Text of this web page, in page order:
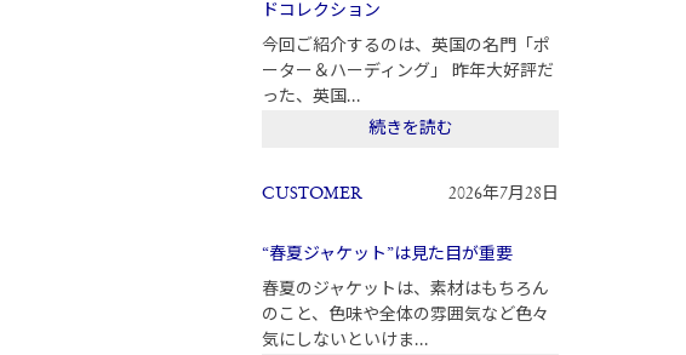
ドコレクション
今回ご紹介するのは、英国の名門「ポ
ーター＆ハーディング」 昨年大好評だ
った、英国...
続きを読む
CUSTOMER 2026年7月28日
“春夏ジャケット”は見た目が重要
春夏のジャケットは、素材はもちろん
のこと、色味や全体の雰囲気など色々
気にしないといけま...